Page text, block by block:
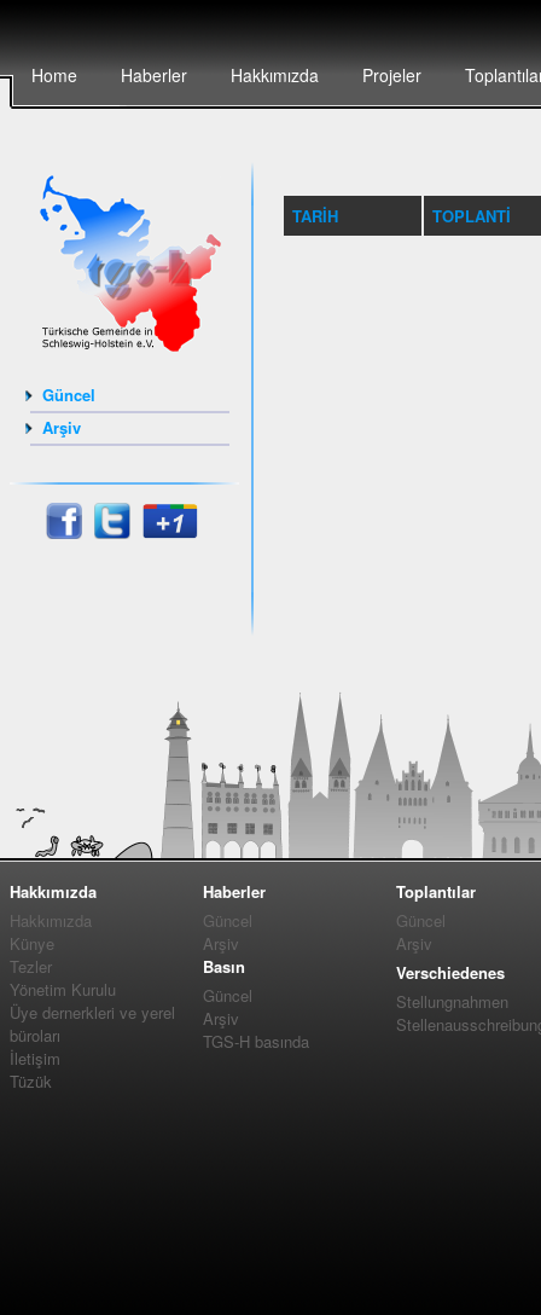
Home Haberler Hakkımızda Projeler
Güncel
Arşiv
TARIH TOPLANTI
Hakkımızda
Hakkımızda
Künye
Tezler
Yönetim Kurulu
Üye dernerkleri ve yerel
büroları
İletişim
Tüzük
Haberler
Güncel
Arşiv
Basın
Güncel
Arşiv
TGS-H basında
Toplantılar
Güncel
Arşiv
Verschiedenes
Stellungnahmen